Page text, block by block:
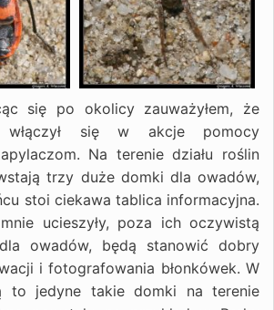
się po okolicy zauważyłem, że
się w akcje pomocy
Na terenie działu roślin
trzy duże domki dla owadów,
stoi ciekawa tablica informacyjna.
ucieszyły, poza ich oczywistą
owadów, będą stanowić dobry
i fotografowania błonkówek. W
to jedyne takie domki na terenie